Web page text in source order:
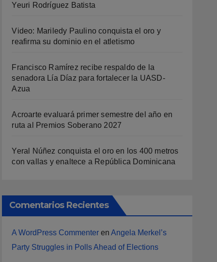
Yeuri Rodríguez Batista
Video: Mariledy Paulino conquista el oro y
reafirma su dominio en el atletismo
Francisco Ramírez recibe respaldo de la
senadora Lía Díaz para fortalecer la UASD-
Azua
Acroarte evaluará primer semestre del año en
ruta al Premios Soberano 2027
Yeral Núñez conquista el oro en los 400 metros
con vallas y enaltece a República Dominicana
Comentarios Recientes
A WordPress Commenter enAngela Merkel’s
Party Struggles in Polls Ahead of Elections